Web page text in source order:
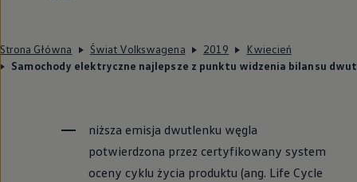
Strona Główna Świat Volkswagena 2019
Kwiecień
Samochody elektryczne najlepsze z punktu widzenia bilansu
niższa emisja dwutlenku węgla
potwierdzona przez certyfikowany system
oceny cyklu życia produktu (ang. Life Cycle